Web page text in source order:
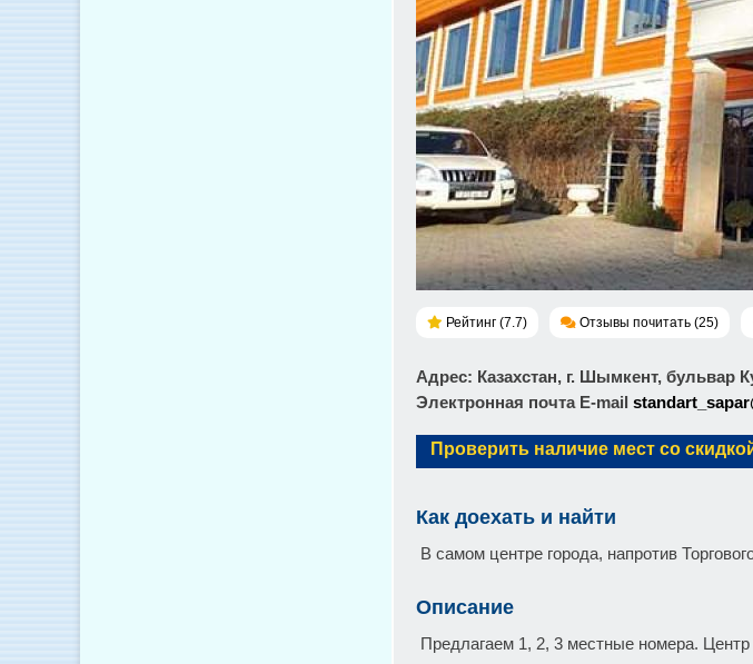
Рейтинг (7.7) Отзывы почитать (25)
Адрес: Казахстан, г. Шымкент, бульвар
Электронная почта E-mail
Проверить наличие мест со
Как доехать и найти
В самом центре города, напротив
Описание
Предлагаем 1, 2, 3 местные номера.